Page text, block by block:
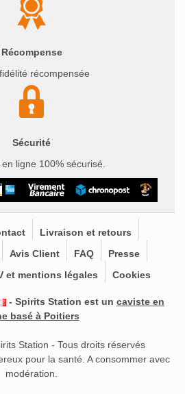
Récompense
récompensée
Sécurité
ligne 100% sécurisé.
Livraison et retours
Avis Client FAQ
Presse
et mentions légales Cookies
- Spirits Station est un caviste en
basé à Poitiers
Station - Tous droits réservés
pour la santé. A consommer avec
modération.